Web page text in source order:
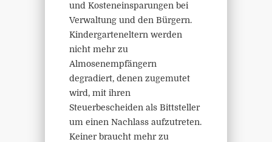
und Kosteneinsparungen bei
Verwaltung und den Bürgern.
Kindergarteneltern werden
nicht mehr zu
Almosenempfängern
degradiert, denen zugemutet
wird, mit ihren
Steuerbescheiden als Bittsteller
um einen Nachlass aufzutreten.
Keiner braucht mehr zu